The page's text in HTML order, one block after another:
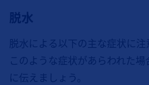
脱水
脱水による以下の主な症状に注
このような症状があらわれた
に伝えましょう。